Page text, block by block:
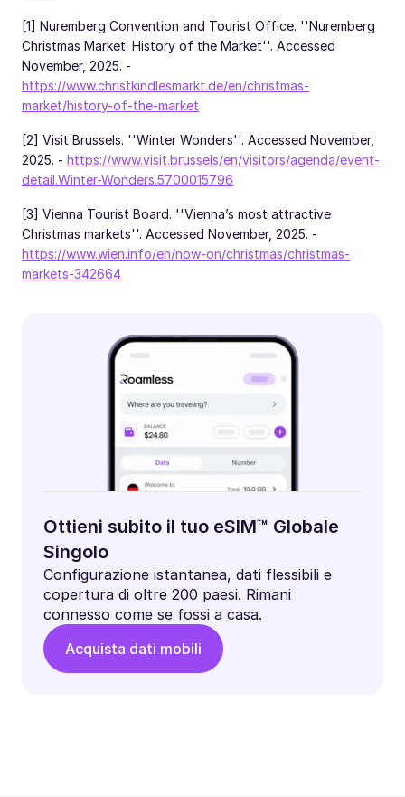
[1] Nuremberg Convention and Tourist Office. ''Nuremberg
Christmas Market: History of the Market''. Accessed
November, 2025. -
https://www.christkindlesmarkt.de/en/christmas-
market/history-of-the-market
[2] Visit Brussels. ''Winter Wonders''. Accessed November,
2025. - https://www.visit.brussels/en/visitors/agenda/event-
detail.Winter-Wonders.5700015796
[3] Vienna Tourist Board. ''Vienna’s most attractive
Christmas markets''. Accessed November, 2025. -
https://www.wien.info/en/now-on/christmas/christmas-
markets-342664
Ottieni subito il tuo eSIM™ Globale
Singolo
Configurazione istantanea, dati flessibili e
copertura di oltre 200 paesi. Rimani
connesso come se fossi a casa.
Acquista dati mobili